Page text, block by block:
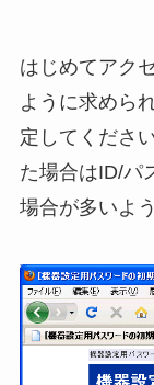
はじめてアク
ように求めら
定してくださ
た場合はID/パ
場合が多いよ